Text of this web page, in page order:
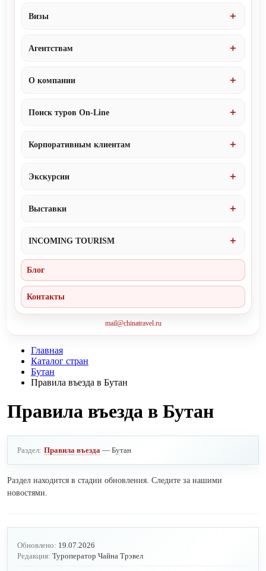
Визы
Агентствам
О компании
Поиск туров On-Line
Корпоративным клиентам
Экскурсии
Выставки
INCOMING TOURISM
Блог
Контакты
mail@chinatravel.ru
Главная
Каталог стран
Бутан
Правила въезда в Бутан
Правила въезда в Бутан
Раздел: Правила въезда — Бутан
Раздел находится в стадии обновления. Следите за нашими
новостями.
Обновлено: 19.07.2026
Редакция: Туроператор Чайна Трэвел